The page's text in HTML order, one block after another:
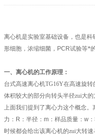
离心机是实验室基础设备，也是
形细胞，浓缩细菌， PCR试验等*
一、离心机的工作原理：
台式高速离心机TG16Y在高速旋转
体积较大的部分向转头半径zui大
上面我们提到了离心力这个概念
力： R ：半径： m ：样品质量： w
时候都会给出该离心机的zui大转